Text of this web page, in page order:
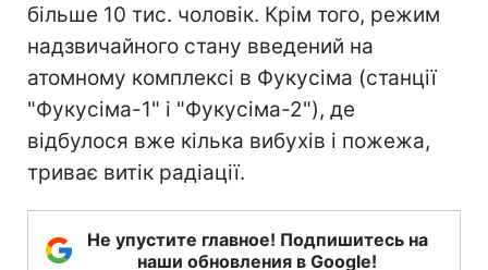
більше 10 тис. чоловік. Крім того, режим
надзвичайного стану введений на
атомному комплексі в Фукусіма (станції
"Фукусіма-1" і "Фукусіма-2"), де
відбулося вже кілька вибухів і пожежа,
триває витік радіації.
Не упустите главное! Подпишитесь на
наши обновления в Google!